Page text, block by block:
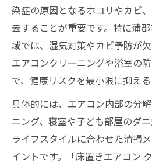
染症の原因となるホコリやカビ
去することが重要です。特に蒲
域では、湿気対策やカビ予防が
エアコンクリーニングや浴室の
で、健康リスクを最小限に抑える
具体的には、エアコン内部の分
ニング、寝室や子ども部屋のダ
ライフスタイルに合わせた清掃
イントです。「床置きエアコン